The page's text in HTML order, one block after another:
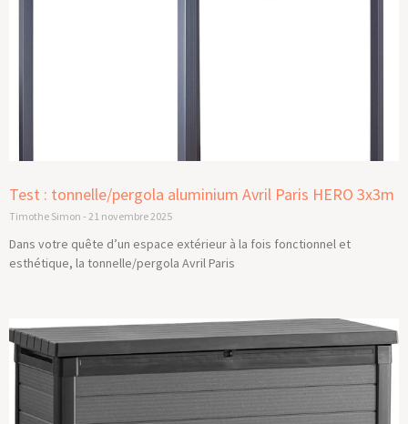
Test : tonnelle/pergola aluminium Avril Paris HERO 3x3m
Timothe Simon 21 novembre 2025
Dans votre quête d’un espace extérieur à la fois fonctionnel et
esthétique, la tonnelle/pergola Avril Paris